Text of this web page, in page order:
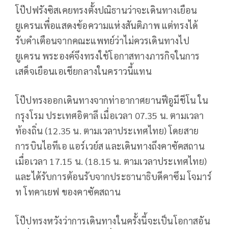
โป๊ปฟรังซิสเคยทรงตั้งปณิธานว่าจะเดินทางเยือน
ยูเครนเพื่อแสดงข้อความแห่งสันติภาพ แต่ทรงได้
รับคำเตือนจากคณะแพทย์ว่าไม่ควรเดินทางไป
ยูเครน พระองค์จึงทรงใช้โอกาสทางภารกิจในการ
เสด็จเยือนเอเชียกลางในคราวนี้แทน
โป๊ปทรงออกเดินทางจากท่าอากาศยานฟีอูมีชีโน ใน
กรุงโรม ประเทศอิตาลี เมื่อเวลา 07.35 น. ตามเวลา
ท้องถิ่น (12.35 น. ตามเวลาประเทศไทย) โดยสาย
การบินไอทีเอ แอร์เวย์ส และเดินทางถึงคาซัคสถาน
เมื่อเวลา 17.15 น. (18.15 น. ตามเวลาประเทศไทย)
และได้รับการต้อนรับจากประธานาธิบดีคาซึม โจมาร์
ท โทคาเยฟ ของคาซัคสถาน
โป๊ปทรงหวังว่าการเดินทางในครั้งนี้จะเป็นโอกาสอัน